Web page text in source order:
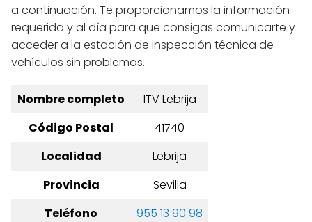
a continuación. Te proporcionamos la información
requerida y al día para que consigas comunicarte y
acceder a la estación de inspección técnica de
vehículos sin problemas.
Nombre completo
ITV Lebrija
Código Postal
41740
Localidad
Lebrija
Provincia
Sevilla
Teléfono
955 13 90 98